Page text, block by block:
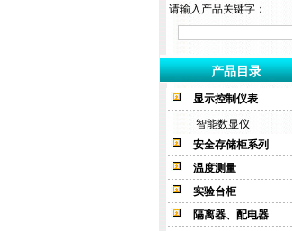
请输入产品关键字：
产品目录
显示控制仪表
智能数显仪
安全存储柜系列
温度测量
实验台柜
隔离器、配电器